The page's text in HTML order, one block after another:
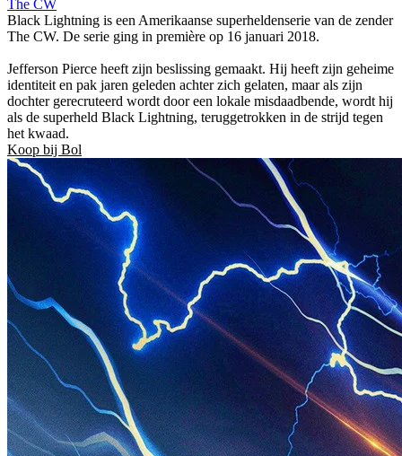
The CW
Black Lightning is een Amerikaanse superheldenserie van de zender
The CW. De serie ging in première op 16 januari 2018.
Jefferson Pierce heeft zijn beslissing gemaakt. Hij heeft zijn geheime
identiteit en pak jaren geleden achter zich gelaten, maar als zijn
dochter gerecruteerd wordt door een lokale misdaadbende, wordt hij
als de superheld Black Lightning, teruggetrokken in de strijd tegen
het kwaad.
Koop bij Bol